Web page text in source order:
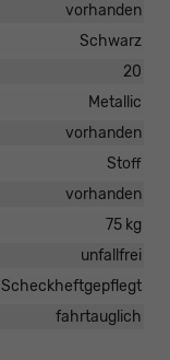
vorhanden
Schwarz
20
Metallic
vorhanden
Stoff
vorhanden
75 kg
unfallfrei
Scheckheftgepflegt
fahrtauglich